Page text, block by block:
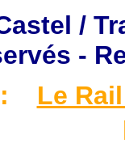
/
-
Le